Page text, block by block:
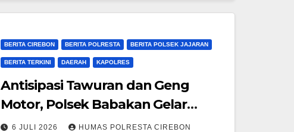
BERITA CIREBON BERITA POLRESTA BERITA POLSEK JAJARAN
BERITA TERKINI DAERAH KAPOLRES
Antisipasi Tawuran dan Geng
Motor, Polsek Babakan Gelar
Patroli Malam hingga Dini Hari
6 JULI 2026 HUMAS POLRESTA CIREBON